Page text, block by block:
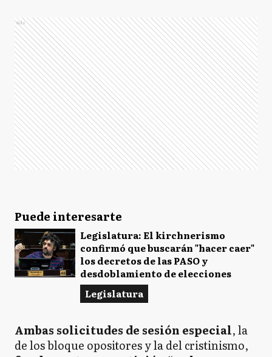
Ads
Puede interesarte
Legislatura: El kirchnerismo
confirmó que buscarán "hacer caer"
los decretos de las PASO y
desdoblamiento de elecciones
Legislatura
Ambas solicitudes de sesión especial, la
de los bloque opositores y la del cristinismo,